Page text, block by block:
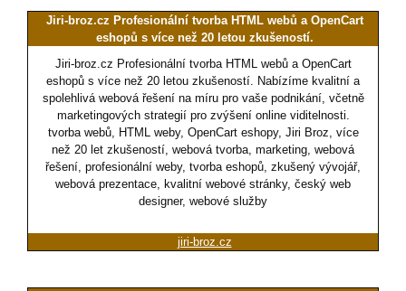
Jiri-broz.cz Profesionální tvorba HTML webů a OpenCart
eshopů s více než 20 letou zkušeností.
Jiri-broz.cz Profesionální tvorba HTML webů a OpenCart
eshopů s více než 20 letou zkušeností. Nabízíme kvalitní a
spolehlivá webová řešení na míru pro vaše podnikání, včetně
marketingových strategií pro zvýšení online viditelnosti.
tvorba webů, HTML weby, OpenCart eshopy, Jiri Broz, více
než 20 let zkušeností, webová tvorba, marketing, webová
řešení, profesionální weby, tvorba eshopů, zkušený vývojář,
webová prezentace, kvalitní webové stránky, český web
designer, webové služby
jiri-broz.cz